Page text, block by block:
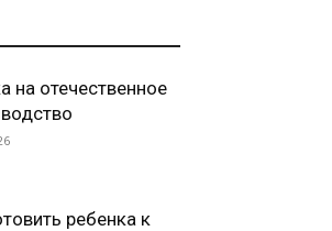
на отечественное
ребенка к